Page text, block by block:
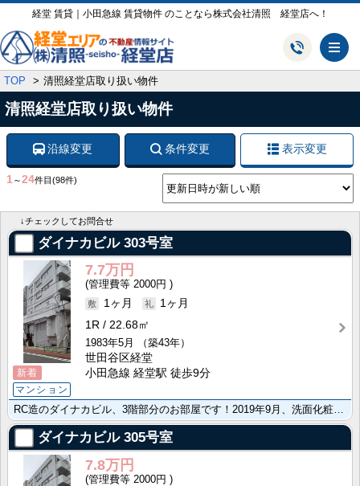
経堂 賃貸｜小田急線 賃貸物件 のことなら株式会社清照 経堂店へ！
TOP 清照経堂店取り扱い物件
清照経堂店取り扱い物件
沿線変更 条件変更 表示変更
1～24件目 (98件)
↓チェックしてお問合せ
ダイナカビル303号室
新着
マンション
7.7万円
2000円
1ヶ月
1ヶ月
1R
22.68㎡
1983年5月
（築43年）
世田谷区経堂
小田急線 経堂駅 徒歩9分
RC造のダイナカビル、3階部分のお部屋です！2019年9月、洗面化粧台・キッチン床・クロス、内装リフ･･･
ダイナカビル305号室
7.8万円
2000円